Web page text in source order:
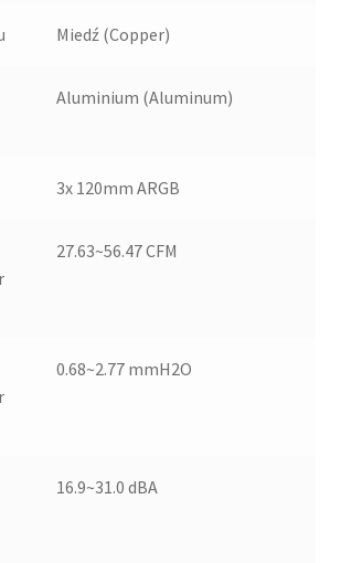
Miedź (Copper)
Aluminium (Aluminum)
3x 120mm ARGB
27.63~56.47 CFM
0.68~2.77 mmH2O
16.9~31.0 dBA